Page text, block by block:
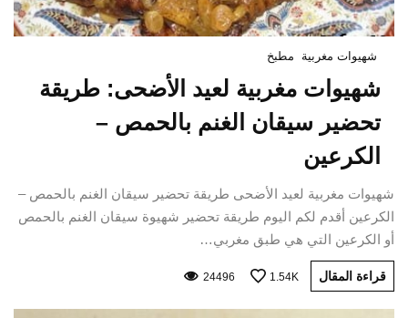
شهيوات مغربية مطبخ
شهيوات مغربية لعيد الأضحى: طريقة
تحضير سيقان الغنم بالحمص –
الكرعين
شهيوات مغربية لعيد الأضحى طريقة تحضير سيقان الغنم بالحمص –
الكرعين أقدم لكم اليوم طريقة تحضير شهيوة سيقان الغنم بالحمص
أو الكرعين التي هي طبق مغربي…
قراءة المقال 1.54K
24496